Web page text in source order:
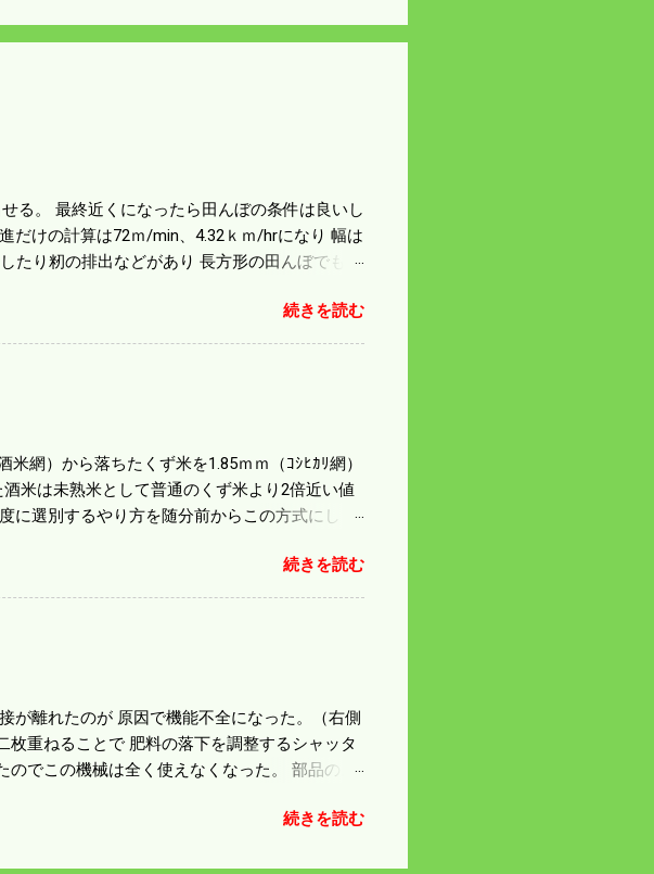
る。 最終近くになったら田んぼの条件は良いし
だけの計算は72ｍ/min、4.32ｋｍ/hrになり 幅は
たり籾の排出などがあり 長方形の田んぼでも
りの能力などのバランスの問題で 今の機種で満
く手が出せ 無かったのが本音だ。 4条刈りで
続きを読む
米網）から落ちたくず米を1.85ｍｍ（ｺｼﾋｶﾘ網）
米は未熟米として普通のくず米より2倍近い値
選別するやり方を随分前からこの方式にし
めるほど忙しい。 広島県の作況指数は98だとい
米が多い。 食協という米を扱う会社の社員が言
ンカの被害と トリプルパンチで米が不足して
害が目立つ。 僕の最終作況指数はどんなこと
続きを読む
が離れたのが 原因で機能不全になった。（右側
重ねることで 肥料の落下を調整するシャッタ
でこの機械は全く使えなくなった。 部品のス
安いもので精神衛生上 納得したことにして今日
続きを読む